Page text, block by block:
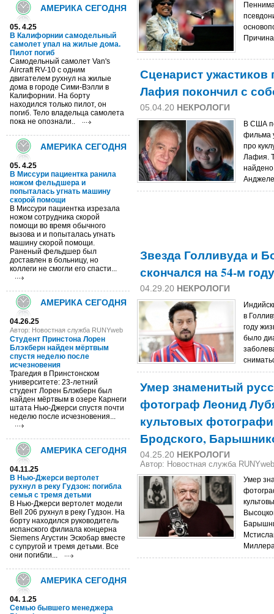
АМЕРИКА СЕГОДНЯ
05. 4.25
В Калифорнии самодельный
самолет упал на жилые дома.
Пилот погиб
Самодельный самолет Van's
Aircraft RV-10 с одним
двигателем рухнул на жилые
дома в городе Сими-Вэлли в
Калифорнии. На борту
находился только пилот, он
погиб. Тело владельца самолета
пока не опознали..
АМЕРИКА СЕГОДНЯ
05. 4.25
В Миссури пациентка ранила
ножом фельдшера и
попыталась угнать машину
скорой помощи
В Миссури пациентка изрезала
ножом сотрудника скорой
помощи во время обычного
вызова и и попыталась угнать
машину скорой помощи.
Раненый фельдшер был
доставлен в больницу, но
коллеги не смогли его спасти...
АМЕРИКА СЕГОДНЯ
04.26.25
Автор: Новостная служба RUNYweb
Cтудент Принстона Лорен
Блэкберн найден мёртвым
спустя неделю после
исчезновения
Трагедия в Принстонском
университете: 23-летний
студент Лорен Блэкберн был
найден мёртвым в озере Карнеги
штата Нью-Джерси спустя почти
неделю после исчезновения...
АМЕРИКА СЕГОДНЯ
04.11.25
В Нью-Джерси вертолет
рухнул в реку Гудзон: погибла
семья с тремя детьми
В Нью-Джерси вертолет модели
Bell 206 рухнул в реку Гудзон. На
борту находился руководитель
испанского филиала концерна
Siemens Агустин Эскобар вместе
с супругой и тремя детьми. Все
они погибли...
АМЕРИКА СЕГОДНЯ
04. 1.25
Семью бывшего менеджера
Сценарист
Лафия покончил с
05.04.20 НЕКРОЛОГИ
В США
фильма
про
Лафия.
Звезда Голливуда и
скончался на 54-м
04.29.20 НЕКРОЛОГИ
в
году
было
Умер знаменитый
фотограф Леонид
культовых
Бродского,
04.25.20 НЕКРОЛОГИ
Автор: Новостная служба RUNYweb
Умер